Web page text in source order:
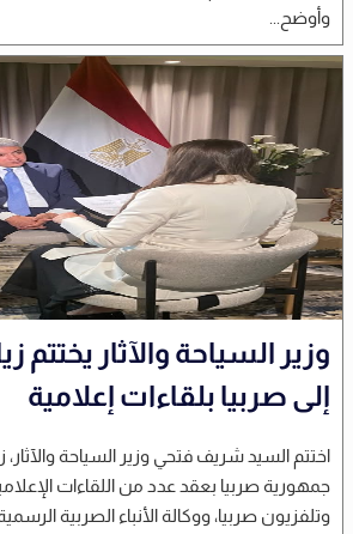
وأوضح...
وزير السياحة والآثار يختتم
إلى صربيا بلقاءات إعلامية
اختتم السيد شريف فتحي وزير السياحة والآثار،
جمهورية صربيا بعقد عدد من اللقاءات